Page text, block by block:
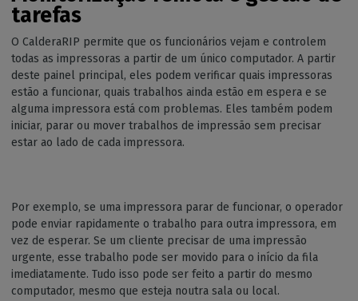
tarefas
O CalderaRIP permite que os funcionários vejam e controlem
todas as impressoras a partir de um único computador. A partir
deste painel principal, eles podem verificar quais impressoras
estão a funcionar, quais trabalhos ainda estão em espera e se
alguma impressora está com problemas. Eles também podem
iniciar, parar ou mover trabalhos de impressão sem precisar
estar ao lado de cada impressora.
Por exemplo, se uma impressora parar de funcionar, o operador
pode enviar rapidamente o trabalho para outra impressora, em
vez de esperar. Se um cliente precisar de uma impressão
urgente, esse trabalho pode ser movido para o início da fila
imediatamente. Tudo isso pode ser feito a partir do mesmo
computador, mesmo que esteja noutra sala ou local.